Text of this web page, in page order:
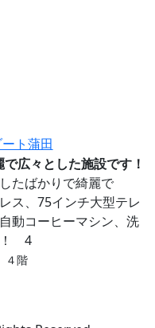
ト蒲田
広々とした施設です！
たばかりで綺麗で
ス、75インチ大型テレ
動コーヒーマシン、洗
！ 4
４階